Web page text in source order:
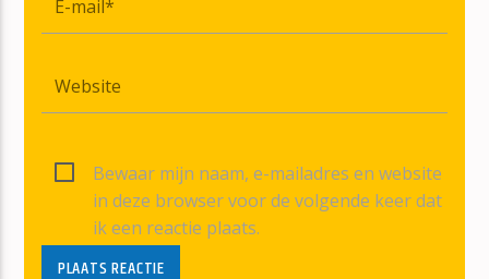
Bewaar mijn naam, e-mailadres en website
in deze browser voor de volgende keer dat
ik een reactie plaats.